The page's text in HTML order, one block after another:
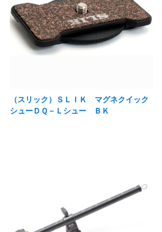
（スリック）ＳＬＩＫ マグネクイック
シューＤＱ－Ｌシュー ＢＫ